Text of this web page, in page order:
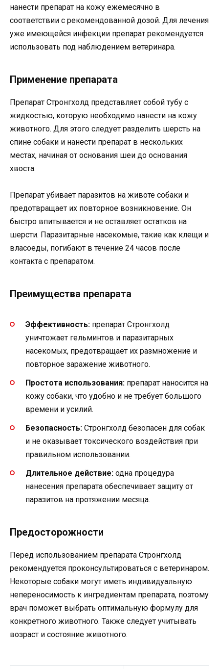
нанести препарат на кожу ежемесячно в
соответствии с рекомендованной дозой. Для лечения
уже имеющейся инфекции препарат рекомендуется
использовать под наблюдением ветеринара.
Применение препарата
Препарат Стронгхолд представляет собой тубу с
жидкостью, которую необходимо нанести на кожу
животного. Для этого следует разделить шерсть на
спине собаки и нанести препарат в нескольких
местах, начиная от основания шеи до основания
хвоста.
Препарат убивает паразитов на животе собаки и
предотвращает их повторное возникновение. Он
быстро впитывается и не оставляет остатков на
шерсти. Паразитарные насекомые, такие как клещи и
власоеды, погибают в течение 24 часов после
контакта с препаратом.
Преимущества препарата
Эффективность: препарат Стронгхолд
уничтожает гельминтов и паразитарных
насекомых, предотвращает их размножение и
повторное заражение животного.
Простота использования: препарат наносится на
кожу собаки, что удобно и не требует большого
времени и усилий.
Безопасность: Стронгхолд безопасен для собак
и не оказывает токсического воздействия при
правильном использовании.
Длительное действие: одна процедура
нанесения препарата обеспечивает защиту от
паразитов на протяжении месяца.
Предосторожности
Перед использованием препарата Стронгхолд
рекомендуется проконсультироваться с ветеринаром.
Некоторые собаки могут иметь индивидуальную
непереносимость к ингредиентам препарата, поэтому
врач поможет выбрать оптимальную формулу для
конкретного животного. Также следует учитывать
возраст и состояние животного.